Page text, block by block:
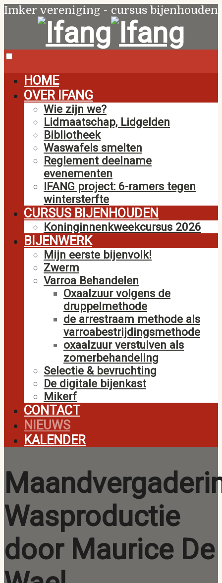
Imker vereniging - cursus bijenhouden
HOME
OVER IFANG
Wie zijn we?
Lidmaatschap, Lidgelden
Bibliotheek
Waswafels smelten
Reglement deelname
evenementen
IFANG project: 6-ramers tegen
wintersterfte
CURSUS BIJENHOUDEN
Koninginnenkweekcursus 2026
BIJENWERK
Mijn eerste bijenvolk!
Zwerm
Varroa Behandelen
Oxaalzuur volgens de
druppelmethode
de arrestraam methode als
varroabestrijdingsmethode
oxaalzuur verstuiven als
zomerbehandeling
Selectie & bevruchting
De digitale bijenkast
Mikerf
CONTACT
NIEUWS
KALENDER
Wasproductie
door Maurice De